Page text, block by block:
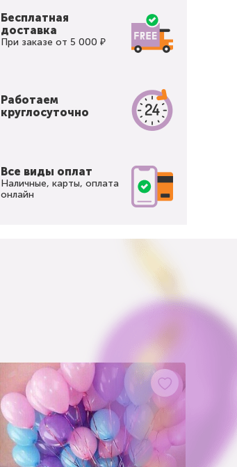
Бесплатная
доставка
При заказе от 5 000 ₽
Работаем
круглосуточно
Все виды оплат
Наличные, карты, оплата
онлайн